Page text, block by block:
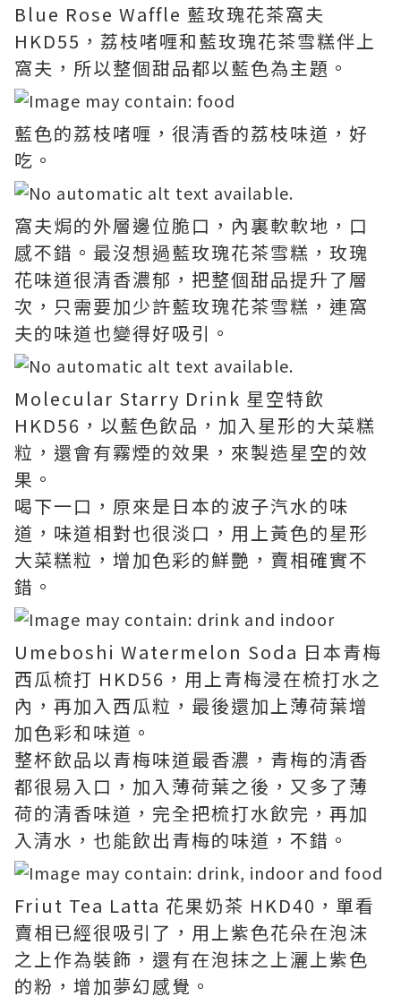
Blue Rose Waffle 藍玫瑰花茶窩夫
HKD55，荔枝啫喱和藍玫瑰花茶雪糕伴上
窩夫，所以整個甜品都以藍色為主題。
藍色的荔枝啫喱，很清香的荔枝味道，好
吃。
窩夫焗的外層邊位脆口，內裏軟軟地，口
感不錯。最沒想過藍玫瑰花茶雪糕，玫瑰
花味道很清香濃郁，把整個甜品提升了層
次，只需要加少許藍玫瑰花茶雪糕，連窩
夫的味道也變得好吸引。
Molecular Starry Drink 星空特飲
HKD56，以藍色飲品，加入星形的大菜糕
粒，還會有霧煙的效果，來製造星空的效
果。
喝下一口，原來是日本的波子汽水的味
道，味道相對也很淡口，用上黃色的星形
大菜糕粒，增加色彩的鮮艷，賣相確實不
錯。
Umeboshi Watermelon Soda 日本青梅
西瓜梳打 HKD56，用上青梅浸在梳打水之
內，再加入西瓜粒，最後還加上薄荷葉增
加色彩和味道。
整杯飲品以青梅味道最香濃，青梅的清香
都很易入口，加入薄荷葉之後，又多了薄
荷的清香味道，完全把梳打水飲完，再加
入清水，也能飲出青梅的味道，不錯。
Friut Tea Latta 花果奶茶 HKD40，單看
賣相已經很吸引了，用上紫色花朵在泡沫
之上作為裝飾，還有在泡抹之上灑上紫色
的粉，增加夢幻感覺。